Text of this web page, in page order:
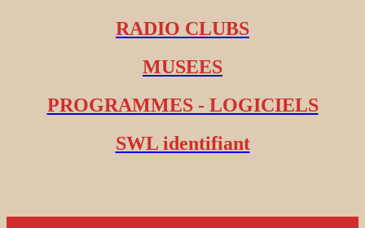
RADIO CLUBS
MUSEES
PROGRAMMES - LOGICIELS
SWL identifiant